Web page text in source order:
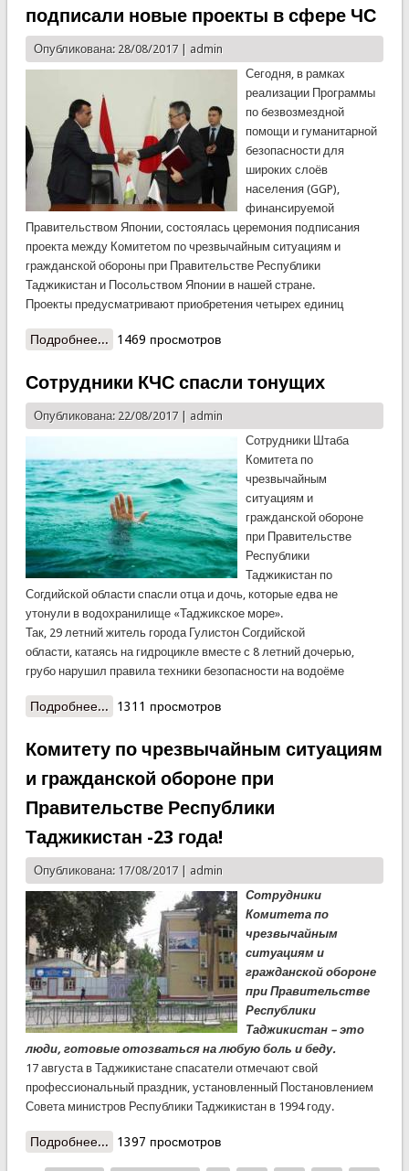
подписали новые проекты в сфере ЧС
Опубликована: 28/08/2017 | admin
Сегодня, в рамках
реализации Программы
по безвозмездной
помощи и гуманитарной
безопасности для
широких слоёв
населения (GGP),
финансируемой
Правительством Японии, состоялась церемония подписания
проекта между Комитетом по чрезвычайным ситуациям и
гражданской обороны при Правительстве Республики
Таджикистан и Посольством Японии в нашей стране.
Проекты предусматривают приобретения четырех единиц
Подробнее... о КЧС и Правительство Японии подписали новые
1469 просмотров
Сотрудники КЧС спасли тонущих
Опубликована: 22/08/2017 | admin
Сотрудники Штаба
Комитета по
чрезвычайным
ситуациям и
гражданской обороне
при Правительстве
Республики
Таджикистан по
Согдийской области спасли отца и дочь, которые едва не
утонули в водохранилище «Таджикское море».
Так, 29 летний житель города Гулистон Согдийской
области, катаясь на гидроцикле вместе с 8 летний дочерью,
грубо нарушил правила техники безопасности на водоёме
Подробнее... о Сотрудники КЧС спасли тонущих
1311 просмотров
Комитету по чрезвычайным ситуациям
и гражданской обороне при
Правительстве Республики
Таджикистан -23 года!
Опубликована: 17/08/2017 | admin
Сотрудники
Комитета по
чрезвычайным
ситуациям и
гражданской обороне
при Правительстве
Республики
Таджикистан – это
люди, готовые отозваться на любую боль и беду.
17 августа в Таджикистане спасатели отмечают свой
профессиональный праздник, установленный Постановлением
Совета министров Республики Таджикистан в 1994 году.
Подробнее... о Комитету по чрезвычайным ситуациям и
1397 просмотров